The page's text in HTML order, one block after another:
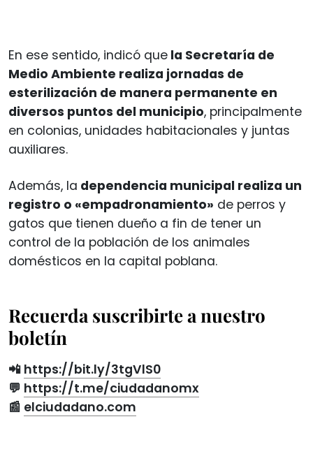
En ese sentido, indicó que la Secretaría de
Medio Ambiente realiza jornadas de
esterilización de manera permanente en
diversos puntos del municipio, principalmente
en colonias, unidades habitacionales y juntas
auxiliares.
Además, la dependencia municipal realiza un
registro o «empadronamiento» de perros y
gatos que tienen dueño a fin de tener un
control de la población de los animales
domésticos en la capital poblana.
Recuerda suscribirte a nuestro
boletín
📲 https://bit.ly/3tgVlS0
💬 https://t.me/ciudadanomx
📰 elciudadano.com